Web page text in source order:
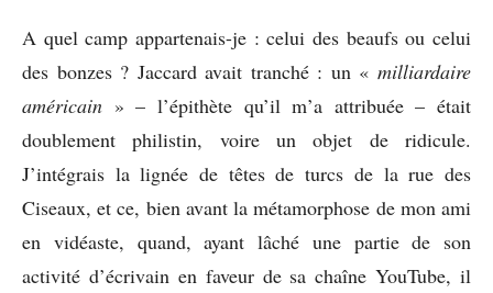
A quel camp appartenais-je : celui des beaufs ou celui
des bonzes ? Jaccard avait tranché : un « milliardaire
américain » – l’épithète qu’il m’a attribuée – était
doublement philistin, voire un objet de ridicule.
J’intégrais la lignée de têtes de turcs de la rue des
Ciseaux, et ce, bien avant la métamorphose de mon ami
en vidéaste, quand, ayant lâché une partie de son
activité d’écrivain en faveur de sa chaîne YouTube, il